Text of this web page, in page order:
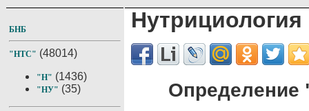
БНБ
"НТС" (48014)
"Н" (1436)
"НУ" (35)
Нутрициология
Определение